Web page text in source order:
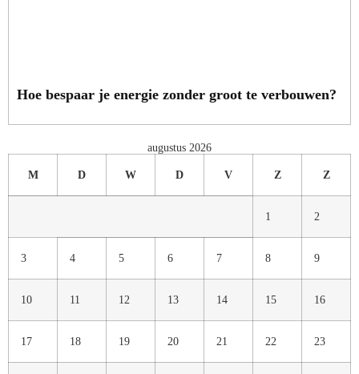
Hoe bespaar je energie zonder groot te verbouwen?
augustus 2026
M D W D V Z Z
1 2
3 4 5 6 7 8 9
10 11 12 13 14 15 16
17 18 19 20 21 22 23